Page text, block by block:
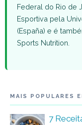
Federal do Rio de
Esportiva pela
(España) e é
Sports Nutrition.
MAIS POPULARES
7